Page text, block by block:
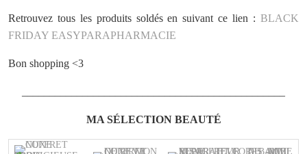
Retrouvez tous les produits soldés en suivant ce lien : BLACK
FRIDAY EASYPARAPHARMACIE
Bon shopping <3
MA SÉLECTION BEAUTÉ